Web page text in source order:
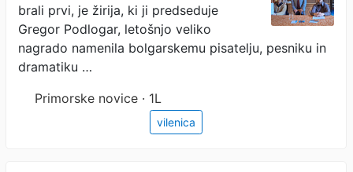
brali prvi, je žirija, ki ji predseduje
Gregor Podlogar, letošnjo veliko
nagrado namenila bolgarskemu pisatelju, pesniku in
dramatiku …
Primorske novice · 1L
vilenica